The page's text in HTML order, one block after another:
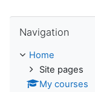
Navigation
Home
Site pages
My courses